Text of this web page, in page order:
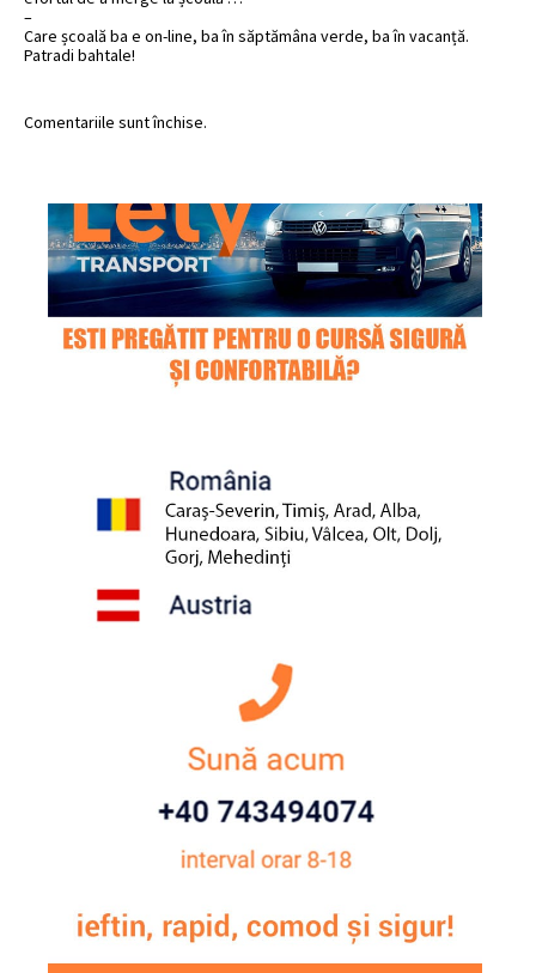
–
Care școală ba e on-line, ba în săptămâna verde, ba în vacanță.
Patradi bahtale!
Comentariile sunt închise.